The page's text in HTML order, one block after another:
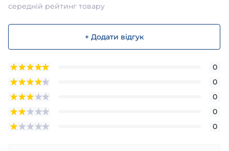
середній рейтинг товару
+ Додати відгук
0
0
0
0
0